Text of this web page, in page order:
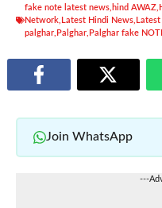
fake note latest news hind AWAZ
Network Latest Hindi News
palghar Palghar Palghar fake
Join WhatsApp
---